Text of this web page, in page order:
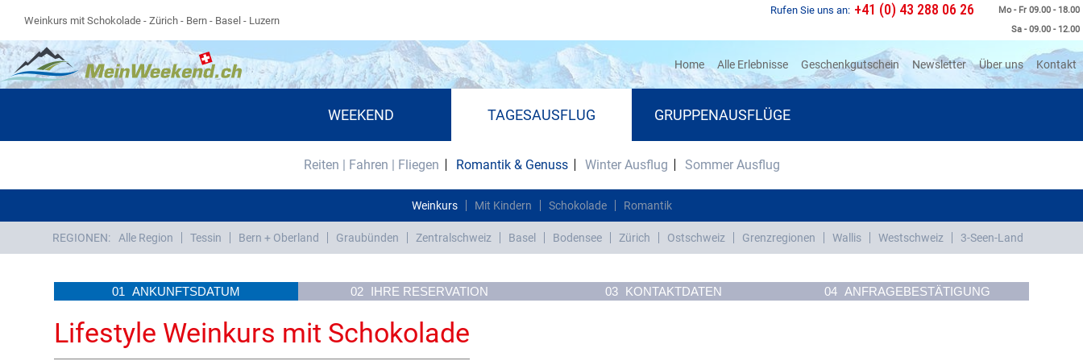
Weinkurs mit Schokolade - Zürich - Bern - Basel - Luzern
Mo - Fr 09.00 - 18.00
Sa - 09.00 - 12.00
Rufen Sie uns an: +41 (0) 43 288 06 26
Home(current)
Alle Erlebnisse Geschenkgutschein Newsletter Über uns Kontakt
WEEKEND TAGESAUSFLUG GRUPPENAUSFLÜGE
Reiten | Fahren | Fliegen Romantik & Genuss Winter Ausflug Sommer Ausflug
Weinkurs Mit Kindern Schokolade Romantik
REGIONEN: Alle Region Tessin Bern + Oberland Graubünden Zentralschweiz Basel Bodensee Zürich Ostschweiz Grenzregionen Wallis Westschweiz 3-Seen-Land
01 ANKUNFTSDATUM 02 IHRE RESERVATION 03 KONTAKTDATEN 04 ANFRAGEBESTÄTIGUNG
Lifestyle Weinkurs mit Schokolade